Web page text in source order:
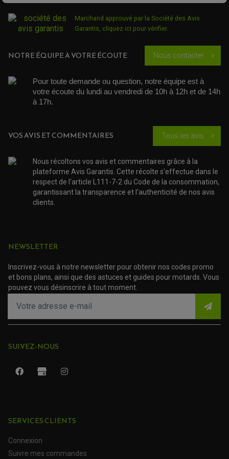
PNEUMATIQUE
CHAMBRE A AIR
COUVRE CARTER ET SLIDER
PROTECTION RADIATEUR
PROTECTION FOURCHE ET BRAS OSCILLANT
PROTECTION SILENCIEUX
PROTECTION LEVIER
ROULEMENT MOTO
TRANSMISSION
AMORTISSEUR DE COUPLE
EMBRAYAGE MOTO
KIT CHAÎNE MOTO
NOS MARQUES
ACCESSOIRE SCOOTER APRILIA
ACCESSOIRE SCOOTER BMW
ACCESSOIRE SCOOTER GILERA
ACCESSOIRE SCOOTER HONDA
ACCESSOIRE SCOOTER KYMCO
ACCESSOIRE SCOOTER MBK
ACCESSOIRE SCOOTER SUZUKI
ACCESSOIRE ATELIER QUAD
OUTILLAGE QUAD
KIT ROULEMENT D'AMORTISSEUR
KIT ROULEMENT DE BRAS OSCILLANT
KIT RÉPARATION ENTRETOISE D'AMORTISSEUR
ROULEMENT DE COLONNE DE DIRECTION
SUSPENSION
JOINT SPY
PLASTIQUES MOTO CROSS ET ENDURO
PLASTIQUES GASGAS
PLASTIQUES HONDA
Marchand approuvé par la Société des Avis
Garantis, cliquez ici pour vérifier.
NOTRE ÉQUIPE À VOTRE ÉCOUTE Nous contacter chevron_right
Pour toute demande ou question, notre équipe est à
votre écoute du lundi au vendredi de 10h à 12h et de 14h
à 17h.
VOS AVIS ET COMMENTAIRES Tous les avis chevron_right
Nous récoltons vos avis et commentaires grâce à la
plateforme Avis Garantis. Cette récolte s'effectue dans le
respect de l'article L111-7-2 du Code de la consommation,
garantissant la transparence et l'authenticité de nos avis
clients.
NEWSLETTER
Inscrivez-vous à notre newsletter pour obtenir nos codes promo
et bons plans, ainsi que des astuces et guides pour motards. Vous
pouvez vous désinscrire à tout moment.
SUIVEZ-NOUS
SERVICES CLIENTS
Connexion
Suivre mes commandes